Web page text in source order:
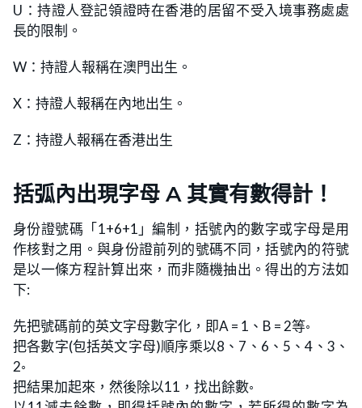
U：持證人登記領證時在香港的居留不受入境事務處處
長的限制。
W：持證人報稱在澳門出生。
X：持證人報稱在內地出生。
Z：持證人報稱在香港出生
括弧內出現字母 A 其實有數得計！
身份證號碼「1+6+1」編制，括號內的數字或字母是用
作核對之用。與身份證前列的號碼不同，括號內的符號
是以一條方程計算出來，而非隨機抽出。得出的方法如
下:
先把號碼前的英文字母數字化，即A = 1、B = 2等◦
把各數字(包括英文字母)順序乘以8、7、6、5、4、3、
2◦
把結果加起來，然後除以11，找出餘數◦